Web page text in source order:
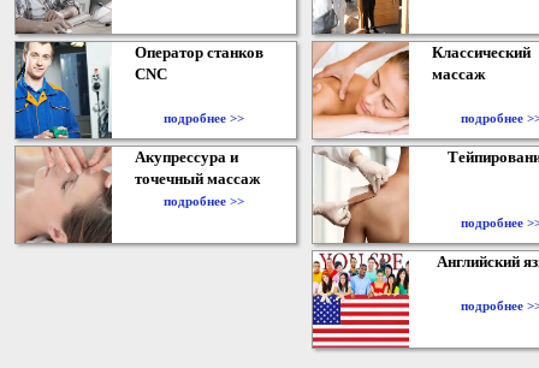
Оператор станков
CNC
подробнее >>
Классический
массаж
подробнее
Акупрессура и
точечный массаж
подробнее >>
подробнее
Английский
подробнее